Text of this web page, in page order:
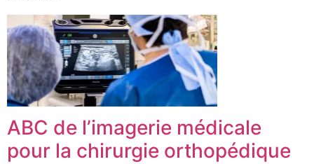
ABC de l’imagerie médicale
pour la chirurgie orthopédique